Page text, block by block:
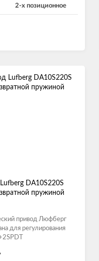
2-х позиционное
DA10S220S
пружиной
привод Люфберг
для регулирования